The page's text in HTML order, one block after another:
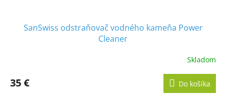
SanSwiss odstraňovač vodného kameňa Power
Cleaner
Skladom
35 € Do košíka